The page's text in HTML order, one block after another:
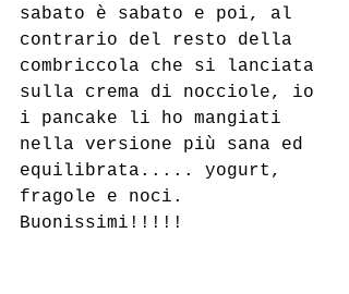
sabato è sabato e poi, al
contrario del resto della
combriccola che si lanciata
sulla crema di nocciole, io
i pancake li ho mangiati
nella versione più sana ed
equilibrata..... yogurt,
fragole e noci.
Buonissimi!!!!!